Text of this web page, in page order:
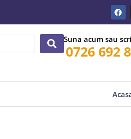
Suna acum sau
0726 692